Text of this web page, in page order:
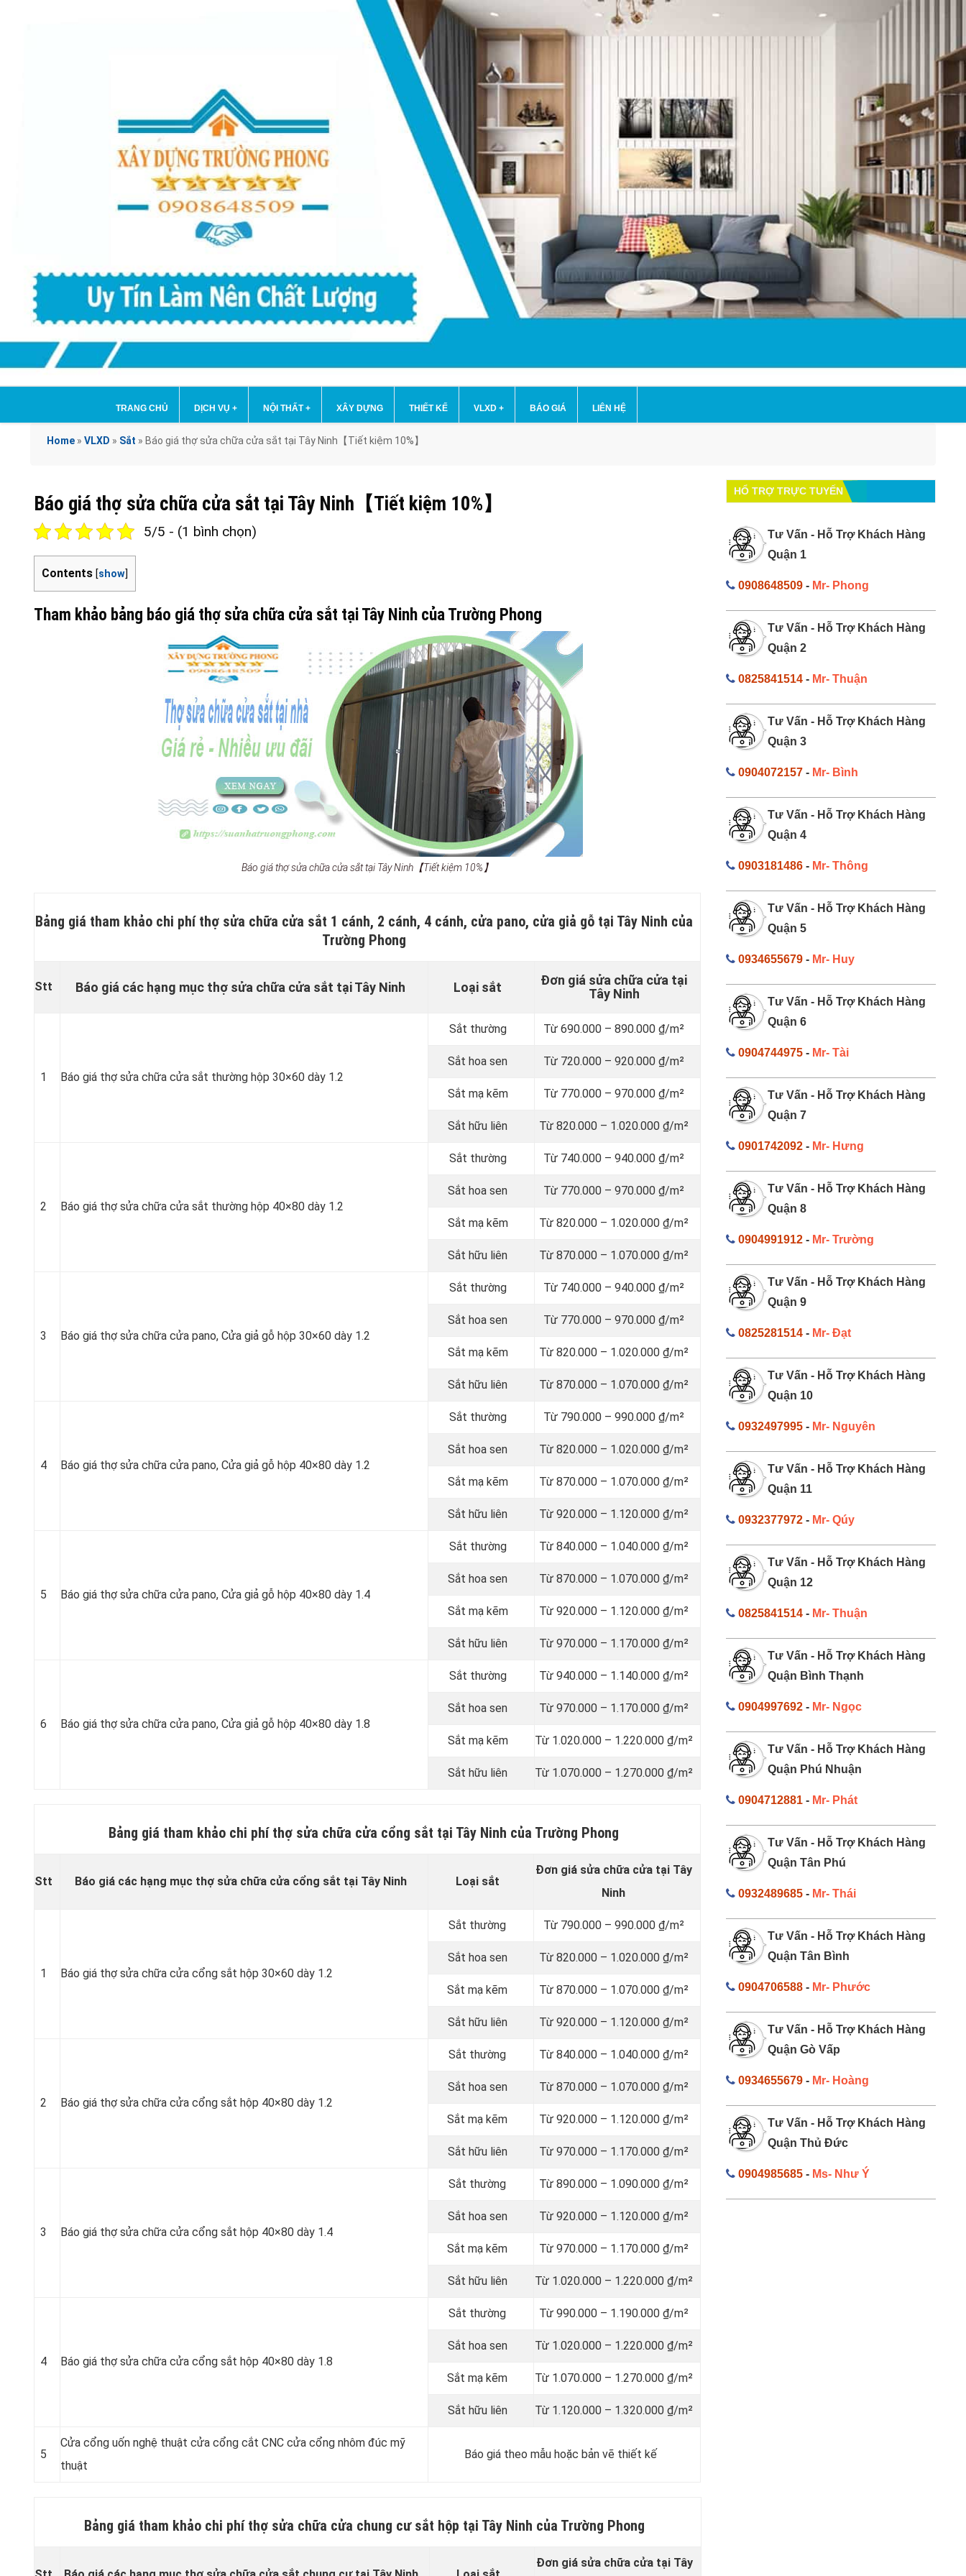
TRANG CHỦ DỊCH VỤ + NỘI THẤT+ XÂY DỰNG THIẾT KẾ VLXD + BÁO GIÁ LIÊN HỆ
Home » VLXD » Sắt » Báo giá thợ sửa chữa cửa sắt tại Tây Ninh【Tiết kiệm 10%】
Báo giá thợ sửa chữa cửa sắt tại Tây Ninh【Tiết kiệm 10%】
5/5 - (1 bình chọn)
Contents [show]
Tham khảo bảng báo giá thợ sửa chữa cửa sắt tại Tây Ninh của Trường Phong
Báo giá thợ sửa chữa cửa sắt tại Tây Ninh【Tiết kiệm 10%】
Bảng giá tham khảo chi phí thợ sửa chữa cửa sắt 1 cánh, 2 cánh, 4 cánh, cửa pano, cửa giả gỗ tại Tây Ninh của
Trường Phong
Stt Báo giá các hạng mục thợ sửa chữa cửa sắt tại Tây Ninh Loại sắt
Đơn giá sửa chữa cửa tại
Tây Ninh
1 Báo giá thợ sửa chữa cửa sắt thường hộp 30×60 dày 1.2
Sắt thường Từ 690.000 – 890.000 ₫/m²
Sắt hoa sen Từ 720.000 – 920.000 ₫/m²
Sắt mạ kẽm Từ 770.000 – 970.000 ₫/m²
Sắt hữu liên Từ 820.000 – 1.020.000 ₫/m²
2 Báo giá thợ sửa chữa cửa sắt thường hộp 40×80 dày 1.2
Sắt thường Từ 740.000 – 940.000 ₫/m²
Sắt hoa sen Từ 770.000 – 970.000 ₫/m²
Sắt mạ kẽm Từ 820.000 – 1.020.000 ₫/m²
Sắt hữu liên Từ 870.000 – 1.070.000 ₫/m²
3 Báo giá thợ sửa chữa cửa pano, Cửa giả gỗ hộp 30×60 dày 1.2
Sắt thường Từ 740.000 – 940.000 ₫/m²
Sắt hoa sen Từ 770.000 – 970.000 ₫/m²
Sắt mạ kẽm Từ 820.000 – 1.020.000 ₫/m²
Sắt hữu liên Từ 870.000 – 1.070.000 ₫/m²
4 Báo giá thợ sửa chữa cửa pano, Cửa giả gỗ hộp 40×80 dày 1.2
Sắt thường Từ 790.000 – 990.000 ₫/m²
Sắt hoa sen Từ 820.000 – 1.020.000 ₫/m²
Sắt mạ kẽm Từ 870.000 – 1.070.000 ₫/m²
Sắt hữu liên Từ 920.000 – 1.120.000 ₫/m²
5 Báo giá thợ sửa chữa cửa pano, Cửa giả gỗ hộp 40×80 dày 1.4
Sắt thường Từ 840.000 – 1.040.000 ₫/m²
Sắt hoa sen Từ 870.000 – 1.070.000 ₫/m²
Sắt mạ kẽm Từ 920.000 – 1.120.000 ₫/m²
Sắt hữu liên Từ 970.000 – 1.170.000 ₫/m²
6 Báo giá thợ sửa chữa cửa pano, Cửa giả gỗ hộp 40×80 dày 1.8
Sắt thường Từ 940.000 – 1.140.000 ₫/m²
Sắt hoa sen Từ 970.000 – 1.170.000 ₫/m²
Sắt mạ kẽm Từ 1.020.000 – 1.220.000 ₫/m²
Sắt hữu liên Từ 1.070.000 – 1.270.000 ₫/m²
Bảng giá tham khảo chi phí thợ sửa chữa cửa cổng sắt tại Tây Ninh của Trường Phong
Stt Báo giá các hạng mục thợ sửa chữa cửa cổng sắt tại Tây Ninh Loại sắt
Đơn giá sửa chữa cửa tại Tây
Ninh
1 Báo giá thợ sửa chữa cửa cổng sắt hộp 30×60 dày 1.2
Sắt thường Từ 790.000 – 990.000 ₫/m²
Sắt hoa sen Từ 820.000 – 1.020.000 ₫/m²
Sắt mạ kẽm Từ 870.000 – 1.070.000 ₫/m²
Sắt hữu liên Từ 920.000 – 1.120.000 ₫/m²
2 Báo giá thợ sửa chữa cửa cổng sắt hộp 40×80 dày 1.2
Sắt thường Từ 840.000 – 1.040.000 ₫/m²
Sắt hoa sen Từ 870.000 – 1.070.000 ₫/m²
Sắt mạ kẽm Từ 920.000 – 1.120.000 ₫/m²
Sắt hữu liên Từ 970.000 – 1.170.000 ₫/m²
3 Báo giá thợ sửa chữa cửa cổng sắt hộp 40×80 dày 1.4
Sắt thường Từ 890.000 – 1.090.000 ₫/m²
Sắt hoa sen Từ 920.000 – 1.120.000 ₫/m²
Sắt mạ kẽm Từ 970.000 – 1.170.000 ₫/m²
Sắt hữu liên Từ 1.020.000 – 1.220.000 ₫/m²
4 Báo giá thợ sửa chữa cửa cổng sắt hộp 40×80 dày 1.8
Sắt thường Từ 990.000 – 1.190.000 ₫/m²
Sắt hoa sen Từ 1.020.000 – 1.220.000 ₫/m²
Sắt mạ kẽm Từ 1.070.000 – 1.270.000 ₫/m²
Sắt hữu liên Từ 1.120.000 – 1.320.000 ₫/m²
5
Cửa cổng uốn nghệ thuật cửa cổng cắt CNC cửa cổng nhôm đúc mỹ
thuật
Báo giá theo mẫu hoặc bản vẽ thiết kế
Bảng giá tham khảo chi phí thợ sửa chữa cửa chung cư sắt hộp tại Tây Ninh của Trường Phong
Đơn giá sửa chữa cửa tại Tây
HỔ TRỢ TRỰC TUYẾN
Tư Vấn - Hỗ Trợ Khách Hàng
Quận 1
0908648509- Mr- Phong
Tư Vấn - Hỗ Trợ Khách Hàng
Quận 2
0825841514- Mr- Thuận
Tư Vấn - Hỗ Trợ Khách Hàng
Quận 3
0904072157- Mr- Bình
Tư Vấn - Hỗ Trợ Khách Hàng
Quận 4
0903181486- Mr- Thông
Tư Vấn - Hỗ Trợ Khách Hàng
Quận 5
0934655679- Mr- Huy
Tư Vấn - Hỗ Trợ Khách Hàng
Quận 6
0904744975- Mr- Tài
Tư Vấn - Hỗ Trợ Khách Hàng
Quận 7
0901742092- Mr- Hưng
Tư Vấn - Hỗ Trợ Khách Hàng
Quận 8
0904991912- Mr- Trường
Tư Vấn - Hỗ Trợ Khách Hàng
Quận 9
0825281514- Mr- Đạt
Tư Vấn - Hỗ Trợ Khách Hàng
Quận 10
0932497995- Mr- Nguyên
Tư Vấn - Hỗ Trợ Khách Hàng
Quận 11
0932377972- Mr- Qúy
Tư Vấn - Hỗ Trợ Khách Hàng
Quận 12
0825841514- Mr- Thuận
Tư Vấn - Hỗ Trợ Khách Hàng
Quận Bình Thạnh
0904997692- Mr- Ngọc
Tư Vấn - Hỗ Trợ Khách Hàng
Quận Phú Nhuận
0904712881- Mr- Phát
Tư Vấn - Hỗ Trợ Khách Hàng
Quận Tân Phú
0932489685- Mr- Thái
Tư Vấn - Hỗ Trợ Khách Hàng
Quận Tân Bình
0904706588- Mr- Phước
Tư Vấn - Hỗ Trợ Khách Hàng
Quận Gò Vấp
0934655679- Mr- Hoàng
Tư Vấn - Hỗ Trợ Khách Hàng
Quận Thủ Đức
0904985685- Ms- Như Ý